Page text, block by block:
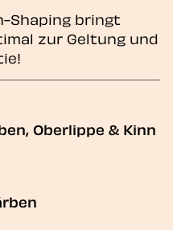
Shaping bringt
zur Geltung und
Oberlippe & Kinn